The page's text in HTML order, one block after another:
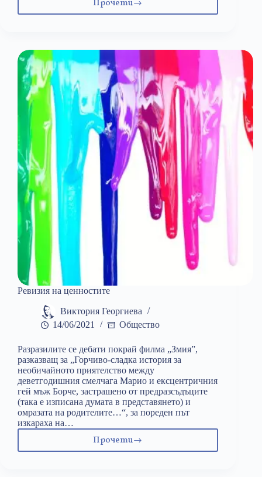
ПрочетиБитката
все
по-
яростна
Ревизия на ценностите
Виктория Георгиева
14/06/2021
Общество
Разразилите се дебати покрай филма „Змия”,
разказващ за „Горчиво-сладка история за
необичайното приятелство между
деветгодишния смелчага Марио и ексцентричния
гей мъж Борче, застрашено от предразсъдъците
(така e изписана думата в представянето) и
омразата на родителите…“, за пореден път
изкараха на…
Прочети
Ревизия